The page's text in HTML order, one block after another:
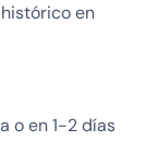
en
o en 1-2 días